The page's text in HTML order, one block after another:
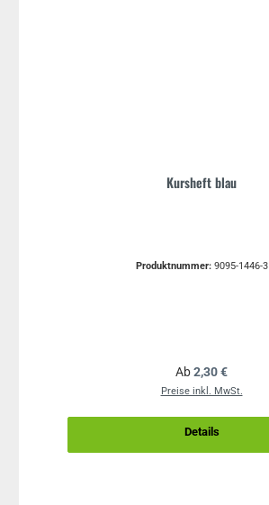
Kursheft blau
Produktnummer: 9095-1446-3
Regulärer Preis:
Ab2,30 €
Preise inkl. MwSt.
Details